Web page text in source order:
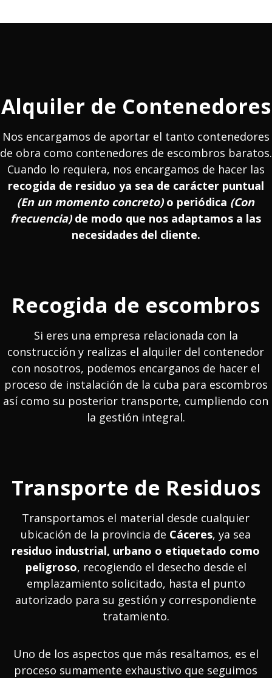
Alquiler de Contenedores
Nos encargamos de aportar el tanto contenedores
de obra como contenedores de escombros baratos.
Cuando lo requiera, nos encargamos de hacer las
recogida de residuo ya sea de carácter puntual
(En un momento concreto)o periódica (Con
frecuencia)de modo que nos adaptamos a las
necesidades del cliente.
Recogida de escombros
Si eres una empresa relacionada con la
construcción y realizas el alquiler del contenedor
con nosotros, podemos encarganos de hacer el
proceso de instalación de la cuba para escombros
así como su posterior transporte, cumpliendo con
la gestión integral.
Transporte de Residuos
Transportamos el material desde cualquier
ubicación de la provincia de Cáceres, ya sea
residuo industrial, urbano o etiquetado como
peligroso, recogiendo el desecho desde el
emplazamiento solicitado, hasta el punto
autorizado para su gestión y correspondiente
tratamiento.
Uno de los aspectos que más resaltamos, es el
proceso sumamente exhaustivo que seguimos